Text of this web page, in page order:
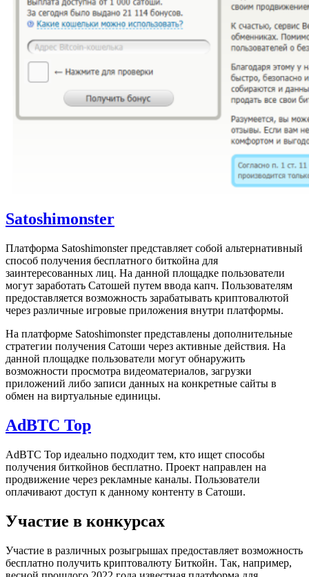
Satoshimonster
Платформа Satoshimonster представляет собой альтернативный
способ получения бесплатного биткойна для
заинтересованных лиц. На данной площадке пользователи
могут заработать Сатошей путем ввода капч. Пользователям
предоставляется возможность зарабатывать криптовалютой
через различные игровые приложения внутри платформы.
На платформе Satoshimonster представлены дополнительные
стратегии получения Сатоши через активные действия. На
данной площадке пользователи могут обнаружить
возможности просмотра видеоматериалов, загрузки
приложений либо записи данных на конкретные сайты в
обмен на виртуальные единицы.
AdBTC Top
AdBTC Top идеально подходит тем, кто ищет способы
получения биткойнов бесплатно. Проект направлен на
продвижение через рекламные каналы. Пользователи
оплачивают доступ к данному контенту в Сатоши.
Участие в конкурсах
Участие в различных розыгрышах предоставляет возможность
бесплатно получить криптовалюту Биткойн. Так, например,